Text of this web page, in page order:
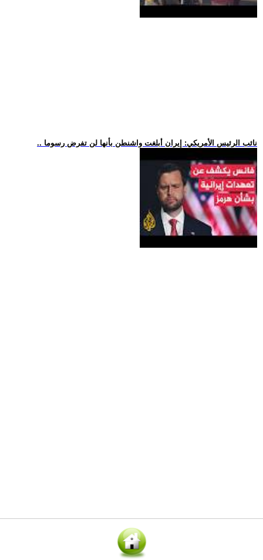
.. نائب الرئيس الأمريكي: إيران أبلغت واشنطن بأنها لن تفرض رسوما